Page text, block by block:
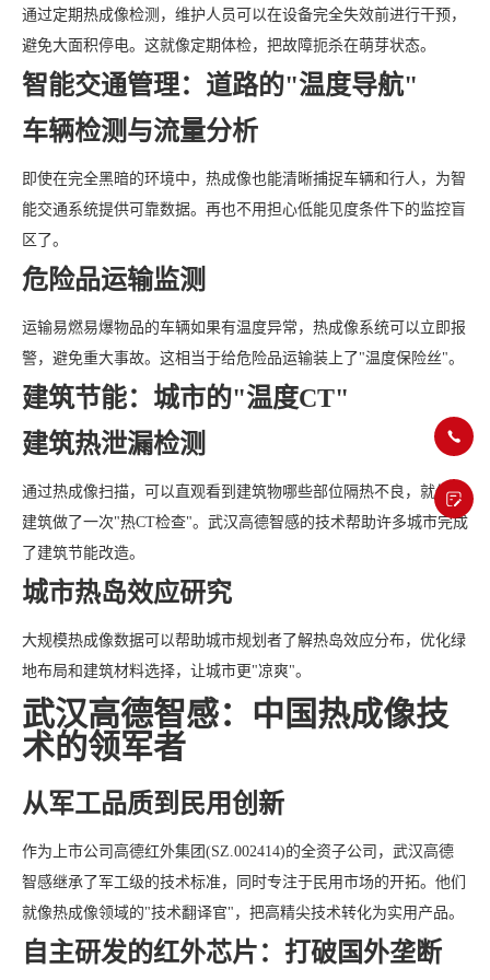
通过定期热成像检测，维护人员可以在设备完全失效前进行干预，
避免大面积停电。这就像定期体检，把故障扼杀在萌芽状态。
智能交通管理：道路的"温度导航"
车辆检测与流量分析
即使在完全黑暗的环境中，热成像也能清晰捕捉车辆和行人，为智
能交通系统提供可靠数据。再也不用担心低能见度条件下的监控盲
区了。
危险品运输监测
运输易燃易爆物品的车辆如果有温度异常，热成像系统可以立即报
警，避免重大事故。这相当于给危险品运输装上了"温度保险丝"。
建筑节能：城市的"温度CT"
建筑热泄漏检测
通过热成像扫描，可以直观看到建筑物哪些部位隔热不良，就像给
建筑做了一次"热CT检查"。武汉高德智感的技术帮助许多城市完成
了建筑节能改造。
城市热岛效应研究
大规模热成像数据可以帮助城市规划者了解热岛效应分布，优化绿
地布局和建筑材料选择，让城市更"凉爽"。
武汉高德智感：中国热成像技
术的领军者
从军工品质到民用创新
作为上市公司高德红外集团(SZ.002414)的全资子公司，武汉高德
智感继承了军工级的技术标准，同时专注于民用市场的开拓。他们
就像热成像领域的"技术翻译官"，把高精尖技术转化为实用产品。
自主研发的红外芯片：打破国外垄断